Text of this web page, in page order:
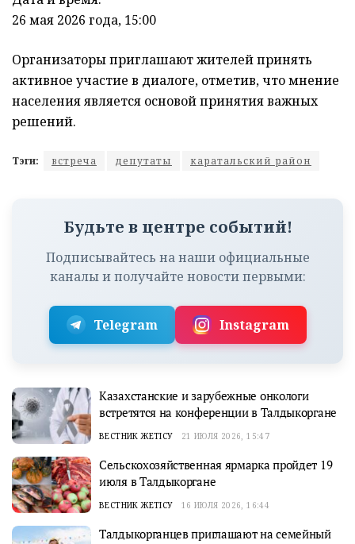
26 мая 2026 года, 15:00
Организаторы приглашают жителей принять
активное участие в диалоге, отметив, что мнение
населения является основой принятия важных
решений.
Тэги: встреча депутаты каратальский район
Будьте в центре событий!
Подписывайтесь на наши официальные
каналы и получайте новости первыми:
Telegram Instagram
Казахстанские и зарубежные онкологи
встретятся на конференции в Талдыкоргане
ВЕСТНИК ЖЕТІСУ 21 ИЮЛЯ 2026, 15:47
Сельскохозяйственная ярмарка пройдет 19
июля в Талдыкоргане
ВЕСТНИК ЖЕТІСУ 16 ИЮЛЯ 2026, 16:44
Талдыкорганцев приглашают на семейный